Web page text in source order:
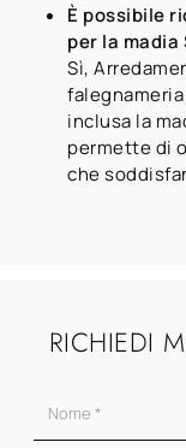
È possibile
per la madia
Sì,
inclusa la
permette di
che
RICHIEDI